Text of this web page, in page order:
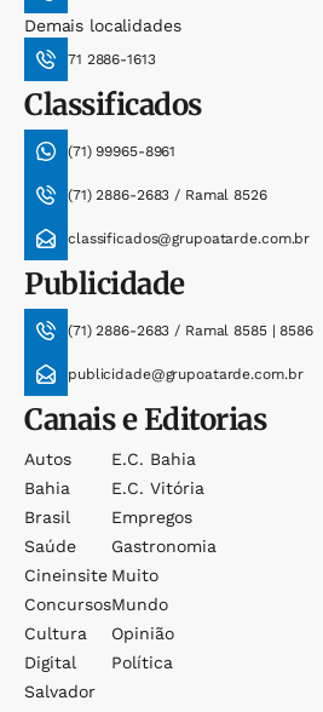
Demais localidades
71 2886-1613
Classificados
(71) 99965-8961
(71) 2886-2683 / Ramal 8526
classificados@grupoatarde.com.br
Publicidade
(71) 2886-2683 / Ramal 8585 | 8586
publicidade@grupoatarde.com.br
Canais e Editorias
Autos
Bahia
Brasil
Saúde
Cineinsite
Concursos
Cultura
Digital
Salvador
E.c. Bahia
E.c. Vitória
Empregos
Gastronomia
Muito
Mundo
Opinião
Política